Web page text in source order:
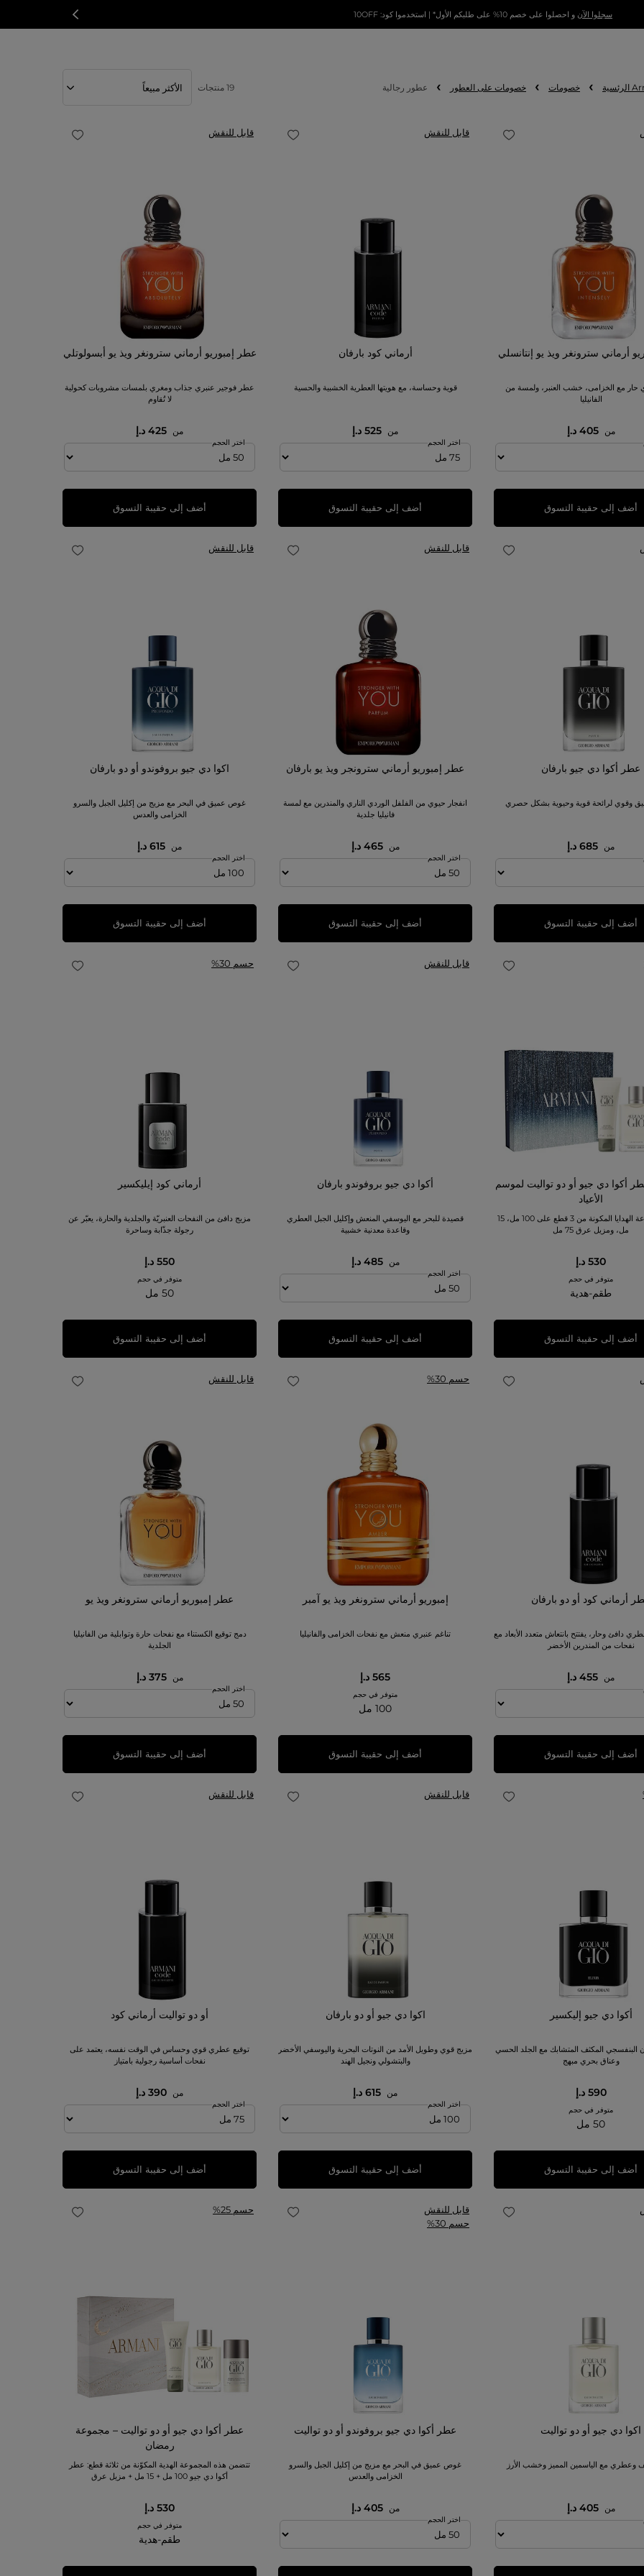
سجلوا الآن و احصلوا على خصم 10% على طلبكم الأول* | استخدموا كود: 10OFF
خصومات خصومات على العطور عطور رجالية 19 منتجات
أرماني سترونغر ويذ يو إنتانسلي
حار مع الخزامى، خشب العنبر، ولمسة من
الفانيليا
من 405 د.إ
أضف إلى حقيبة التسوق
قابل للنقش
أرماني كود بارفان
قوية وحساسة، مع هويتها العطرية الخشبية والحسية
من 525 د.إ
اختر الحجم
أضف إلى حقيبة التسوق
قابل للنقش
عطر إمبوريو أرماني سترونغر ويذ يو أبسولوتلي
عطر فوجير عنبري جذاب ومغري بلمسات مشروبات كحولية
لا تُقاوم
من 425 د.إ
اختر الحجم
أضف إلى حقيبة التسوق
عطر أكوا دي جيو بارفان
وقوي لرائحة قوية وحيوية بشكل حصري
من 685 د.إ
أضف إلى حقيبة التسوق
قابل للنقش
عطر إمبوريو أرماني سترونجر ويذ يو بارفان
انفجار حيوي من الفلفل الوردي الناري والمندرين مع لمسة
فانيليا جلدية
من 465 د.إ
اختر الحجم
أضف إلى حقيبة التسوق
قابل للنقش
اكوا دي جيو بروفوندو أو دو بارفان
غوص عميق في البحر مع مزيج من إكليل الجبل والسرو
الخزامى والعدس
من 615 د.إ
اختر الحجم
أضف إلى حقيبة التسوق
أكوا دي جيو أو دو تواليت لموسم
الأعياد
تحتوي مجموعة الهدايا المكونة من 3 قطع على 100 مل، 15
مل، ومزيل عرق 75 مل
530 د.إ
متوفر في حجم
طقم-هدية
أضف إلى حقيبة التسوق
قابل للنقش
أكوا دي جيو بروفوندو بارفان
قصيدة للبحر مع اليوسفي المنعش وإكليل الجبل العطري
وقاعدة معدنية خشبية
من 485 د.إ
اختر الحجم
أضف إلى حقيبة التسوق
حسم 30%
أرماني كود إيليكسير
مزيج دافئ من النفحات العنبريّة والجلدية والحارة، يعبّر عن
رجولة جذّابة وساحرة
550 د.إ
متوفر في حجم
50 مل
أضف إلى حقيبة التسوق
أرماني كود أو دو بارفان
دافئ وحار، يفتتح بانتعاش متعدد الأبعاد مع
نفحات من المندرين الأخضر
من 455 د.إ
أضف إلى حقيبة التسوق
حسم 30%
إمبوريو أرماني سترونغر ويذ يو آمبر
تناغم عنبري منعش مع نفحات الخزامى والفانيليا
565 د.إ
متوفر في حجم
100 مل
أضف إلى حقيبة التسوق
قابل للنقش
عطر إمبوريو أرماني سترونغر ويذ يو
دمج توقيع الكستناء مع نفحات حارة وتوابلية من الفانيليا
الجلدية
من 375 د.إ
اختر الحجم
أضف إلى حقيبة التسوق
أكوا دي جيو إليكسير
البنفسجي المكثف المتشابك مع الجلد الحسي
وعناق بحري مبهج
590 د.إ
متوفر في حجم
50 مل
أضف إلى حقيبة التسوق
قابل للنقش
اكوا دي جيو أو دو بارفان
مزيج قوي وطويل الأمد من النوتات البحرية واليوسفي الأخضر
والبتشولي ونجيل الهند
من 615 د.إ
اختر الحجم
أضف إلى حقيبة التسوق
قابل للنقش
أو دو تواليت أرماني كود
توقيع عطري قوي وحساس في الوقت نفسه، يعتمد على
نفحات أساسية رجولية بامتياز
من 390 د.إ
اختر الحجم
أضف إلى حقيبة التسوق
اكوا دي جيو أو دو تواليت
وعطري مع الياسمين المميز وخشب الأرز
من 405 د.إ
قابل للنقش
حسم 30%
عطر أكوا دي جيو بروفوندو أو دو تواليت
غوص عميق في البحر مع مزيج من إكليل الجبل والسرو
الخزامى والعدس
من 405 د.إ
اختر الحجم
حسم 25%
عطر أكوا دي جيو أو دو تواليت – مجموعة
رمضان
تتضمن هذه المجموعة الهدية المكوّنة من ثلاثة قطع: عطر
أكوا دي جيو 100 مل + 15 مل + مزيل عرق
530 د.إ
متوفر في حجم
طقم-هدية